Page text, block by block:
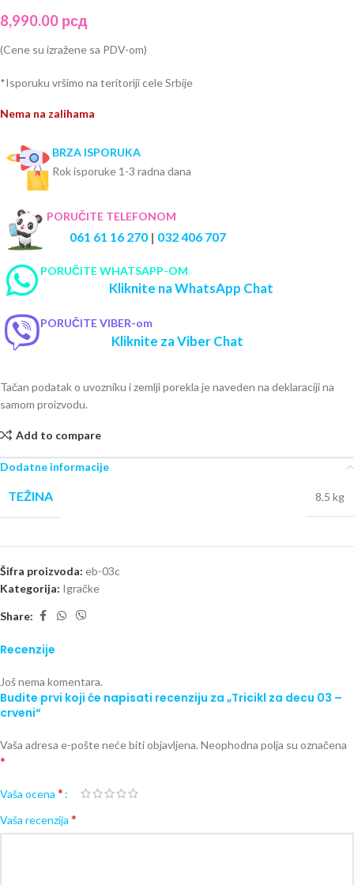
8,990.00 рсд
(Cene su izražene sa PDV-om)
*Isporuku vršimo na teritoriji cele Srbije
Nema na zalihama
BRZA ISPORUKA
Rok isporuke 1-3 radna dana
PORUČITE TELEFONOM
061 61 16 270 | 032 406 707
PORUČITE WHATSAPP-OM
Kliknite na WhatsApp Chat
PORUČITE VIBER-om
Kliknite za Viber Chat
Tačan podatak o uvozniku i zemlji porekla je naveden na deklaraciji na
samom proizvodu.
Add to compare
Dodatne informacije
TEŽINA 8.5 kg
Šifra proizvoda: eb-03c
Kategorija: Igračke
Share:
Recenzije
Još nema komentara.
Budite prvi koji će napisati recenziju za „Tricikl za decu 03 –
crveni“
Vaša adresa e-pošte neće biti objavljena. Neophodna polja su označena
*
Vaša ocena *
Vaša recenzija *